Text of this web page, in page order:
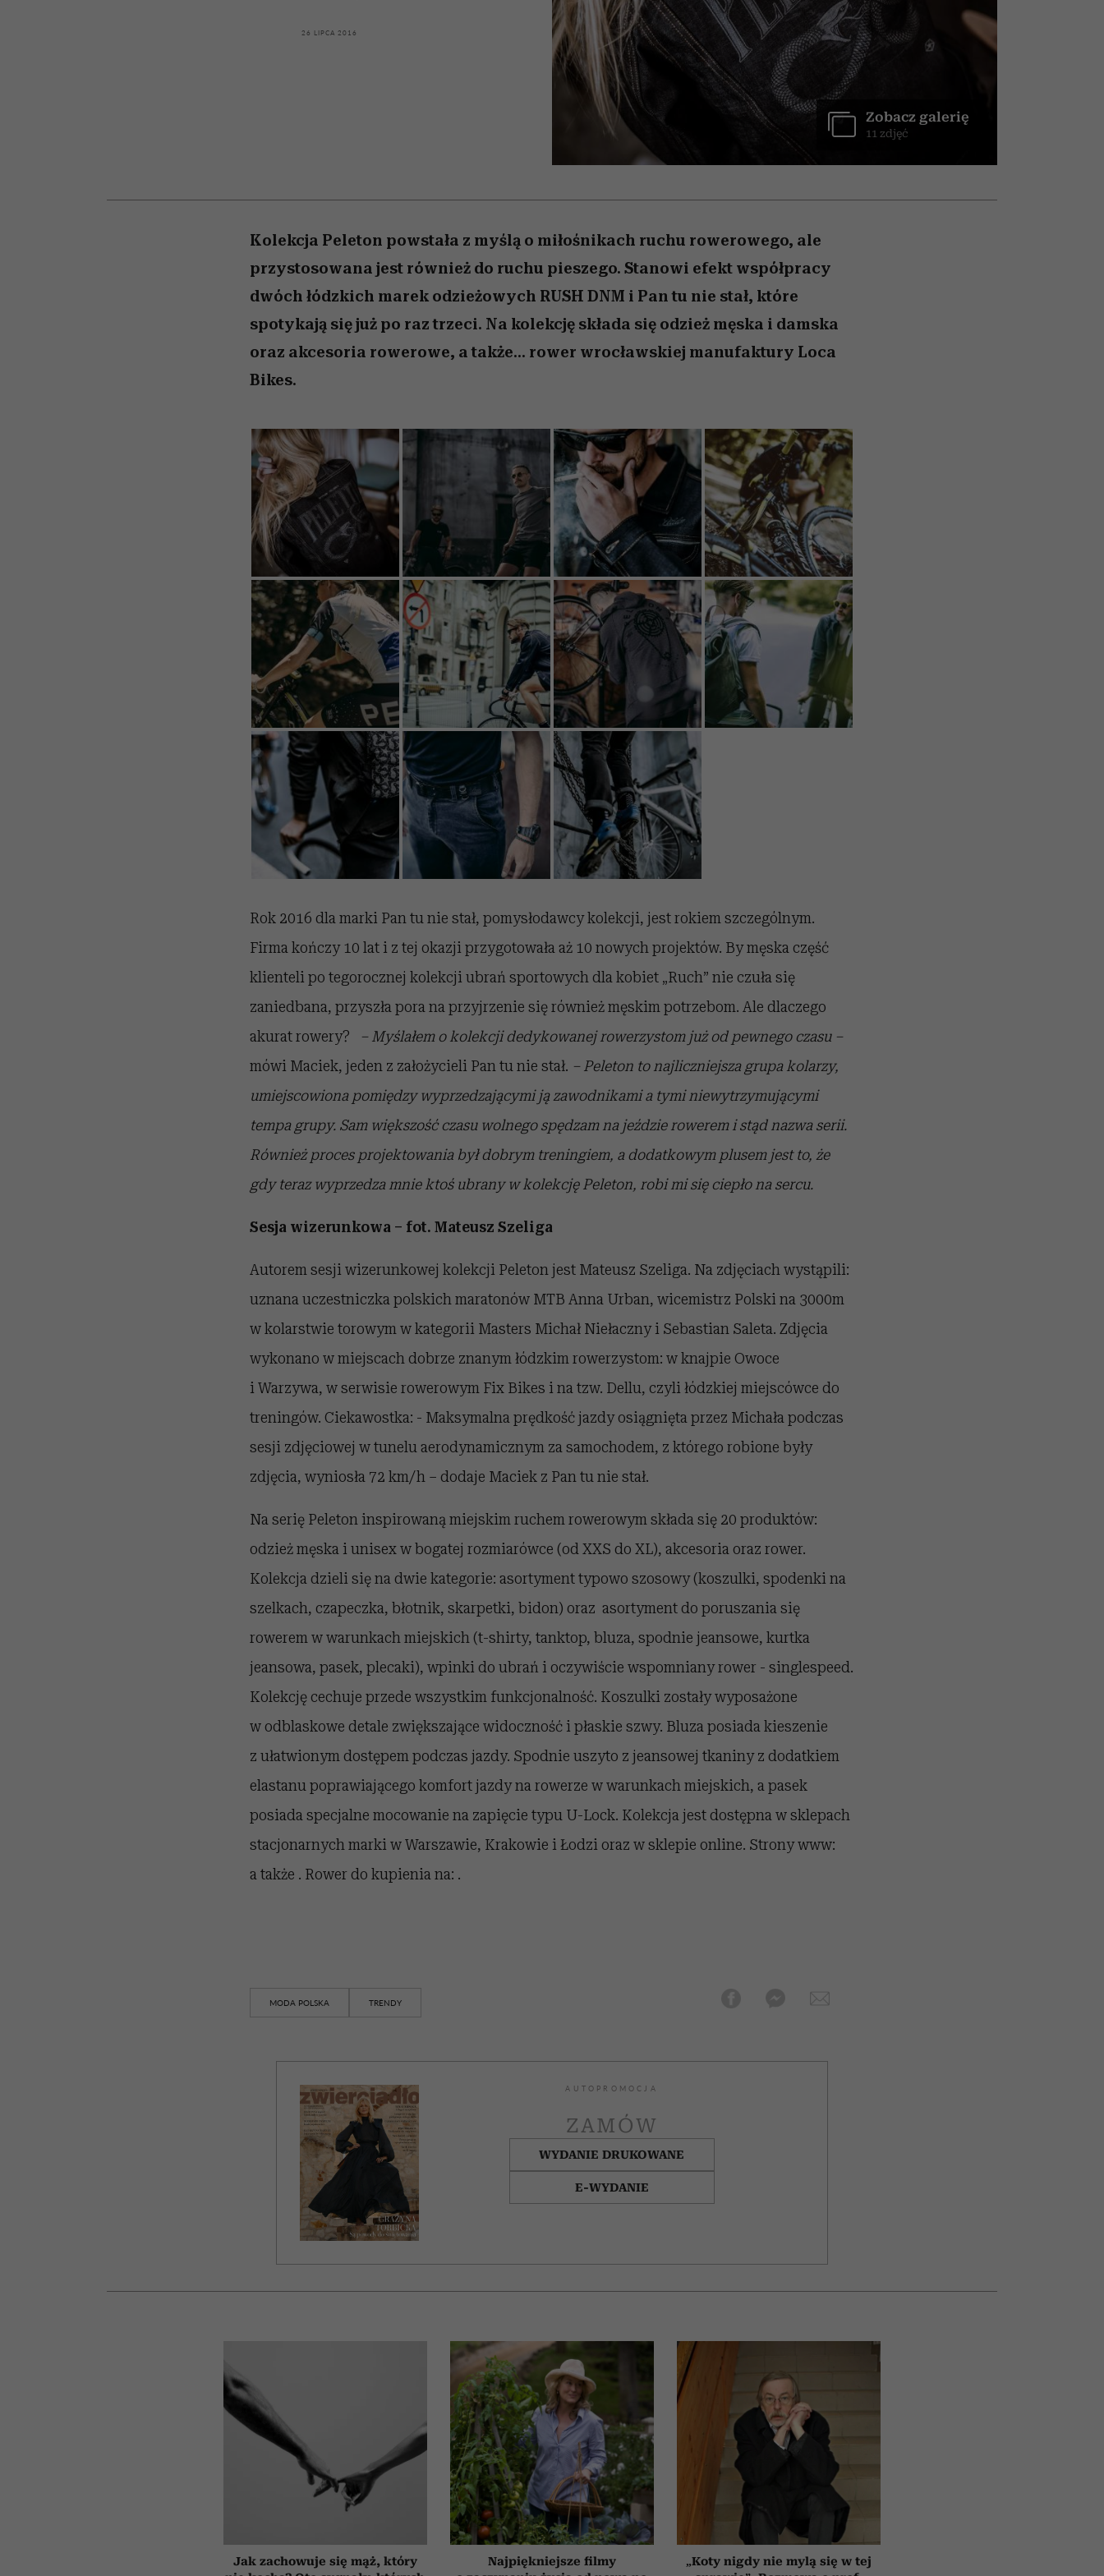
najpopularniejszych seriali
Netflixa
najbardziej pożądane
ubrania i marki sezonu
26 LIPCA 2016
Zobacz galerię
11 zdjęć
Kolekcja Peleton powstała z myślą o miłośnikach ruchu rowerowego, ale
przystosowana jest również do ruchu pieszego. Stanowi efekt współpracy
dwóch łódzkich marek odzieżowych RUSH DNM i Pan tu nie stał, które
spotykają się już po raz trzeci. Na kolekcję składa się odzież męska i damska
oraz akcesoria rowerowe, a także... rower wrocławskiej manufaktury Loca
Bikes.
Rok 2016 dla marki Pan tu nie stał, pomysłodawcy kolekcji, jest rokiem szczególnym.
Firma kończy 10 lat i z tej okazji przygotowała aż 10 nowych projektów. By męska część
klienteli po tegorocznej kolekcji ubrań sportowych dla kobiet „Ruch” nie czuła się
zaniedbana, przyszła pora na przyjrzenie się również męskim potrzebom. Ale dlaczego
akurat rowery?
– Myślałem o kolekcji dedykowanej rowerzystom już od pewnego czasu –
mówi Maciek, jeden z założycieli Pan tu nie stał. – Peleton to najliczniejsza grupa kolarzy,
umiejscowiona pomiędzy wyprzedzającymi ją zawodnikami a tymi niewytrzymującymi
tempa grupy. Sam większość czasu wolnego spędzam na jeździe rowerem i stąd nazwa serii.
Również proces projektowania był dobrym treningiem, a dodatkowym plusem jest to, że
gdy teraz wyprzedza mnie ktoś ubrany w kolekcję Peleton, robi mi się ciepło na sercu.
Sesja wizerunkowa – fot. Mateusz Szeliga
Autorem sesji wizerunkowej kolekcji Peleton jest Mateusz Szeliga. Na zdjęciach wystąpili:
uznana uczestniczka polskich maratonów MTB Anna Urban, wicemistrz Polski na 3000m
w kolarstwie torowym w kategorii Masters Michał Niełaczny i Sebastian Saleta. Zdjęcia
wykonano w miejscach dobrze znanym łódzkim rowerzystom: w knajpie Owoce
i Warzywa, w serwisie rowerowym Fix Bikes i na tzw. Dellu, czyli łódzkiej miejscówce do
treningów. Ciekawostka: - Maksymalna prędkość jazdy osiągnięta przez Michała podczas
sesji zdjęciowej w tunelu aerodynamicznym za samochodem, z którego robione były
zdjęcia, wyniosła 72 km/h – dodaje Maciek z Pan tu nie stał.
Na serię Peleton inspirowaną miejskim ruchem rowerowym składa się 20 produktów:
odzież męska i unisex w bogatej rozmiarówce (od XXS do XL), akcesoria oraz rower.
Kolekcja dzieli się na dwie kategorie: asortyment typowo szosowy (koszulki, spodenki na
szelkach, czapeczka, błotnik, skarpetki, bidon) oraz asortyment do poruszania się
rowerem w warunkach miejskich (t-shirty, tanktop, bluza, spodnie jeansowe, kurtka
jeansowa, pasek, plecaki), wpinki do ubrań i oczywiście wspomniany rower - singlespeed.
Kolekcję cechuje przede wszystkim funkcjonalność. Koszulki zostały wyposażone
w odblaskowe detale zwiększające widoczność i płaskie szwy. Bluza posiada kieszenie
z ułatwionym dostępem podczas jazdy. Spodnie uszyto z jeansowej tkaniny z dodatkiem
elastanu poprawiającego komfort jazdy na rowerze w warunkach miejskich, a pasek
posiada specjalne mocowanie na zapięcie typu U-Lock. Kolekcja jest dostępna w sklepach
stacjonarnych marki w Warszawie, Krakowie i Łodzi oraz w sklepie online. Strony www:
a także . Rower do kupienia na: .
MODA POLSKA TRENDY
AUTOPROMOCJA
ZAMÓW
WYDANIE DRUKOWANE
E-WYDANIE
Jak zachowuje się mąż, który
Najpiękniejsze filmy
„Koty nigdy nie mylą się w tej